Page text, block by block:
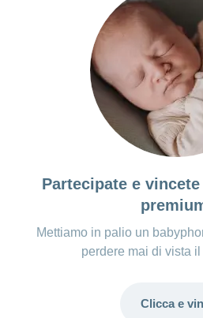
Partecipate e
Mettiamo in palio un
perdere mai di vista
Clicca e